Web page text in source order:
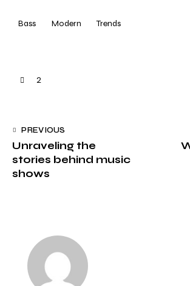
Bass Modern Trends
2
PREVIOUS
Unraveling the
stories behind music
shows